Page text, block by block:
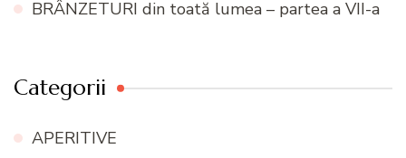
BRÂNZETURI din toată lumea – partea a VII-a
Categorii
APERITIVE